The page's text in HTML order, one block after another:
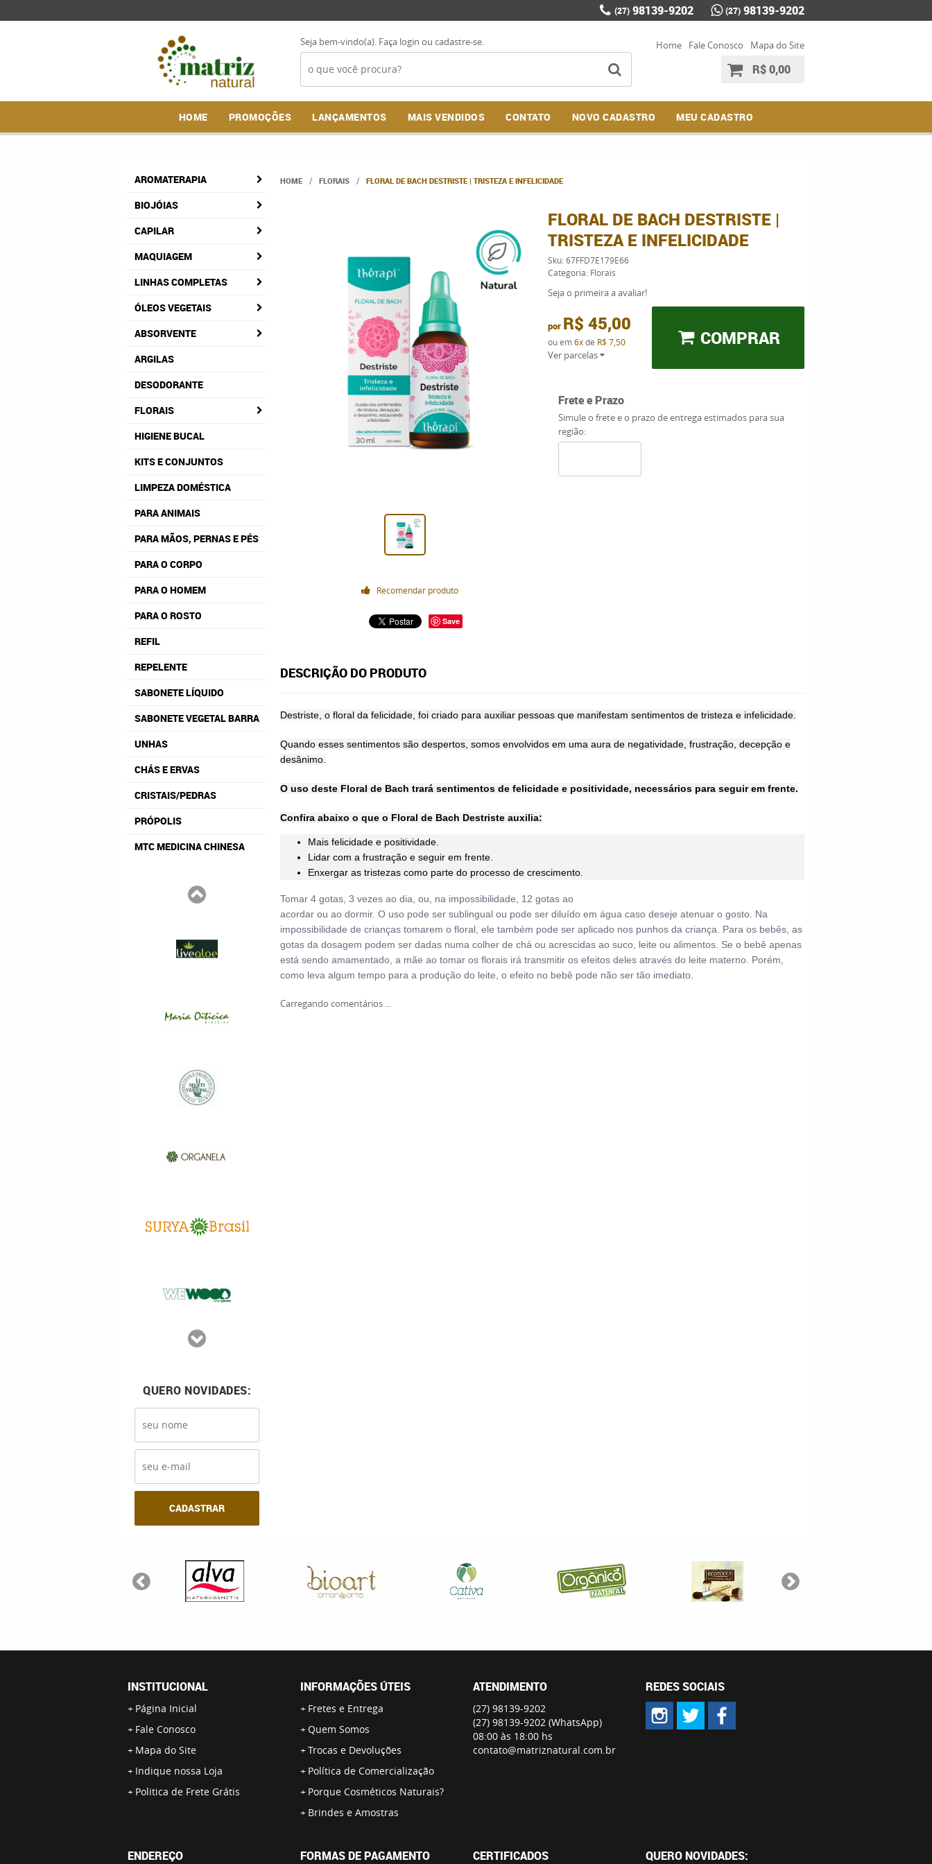
(27) 98139-9202 (27) 98139-9202
Seja bem-vindo(a). Faça login ou cadastre-se. Home Fale Conosco Mapa do Site
R$ 0,00
HOME PROMOÇÕES LANÇAMENTOS MAIS VENDIDOS CONTATO NOVO CADASTRO MEU CADASTRO
AROMATERAPIA
BIOJÓIAS
CAPILAR
MAQUIAGEM
LINHAS COMPLETAS
ÓLEOS VEGETAIS
ABSORVENTE
ARGILAS
DESODORANTE
FLORAIS
HIGIENE BUCAL
KITS E CONJUNTOS
LIMPEZA DOMÉSTICA
PARA ANIMAIS
PARA MÃOS, PERNAS E PÉS
PARA O CORPO
PARA O HOMEM
PARA O ROSTO
REFIL
REPELENTE
SABONETE LÍQUIDO
SABONETE VEGETAL BARRA
UNHAS
CHÁS E ERVAS
CRISTAIS/PEDRAS
PRÓPOLIS
MTC MEDICINA CHINESA
QUERO NOVIDADES:
CADASTRAR
HOME FLORAIS FLORAL DE BACH DESTRISTE | TRISTEZA E INFELICIDADE
Recomendar produto
Save
FLORAL DE BACH DESTRISTE |
TRISTEZA E INFELICIDADE
Sku:67FFD7E179E66
Categoria: Florais
Seja o primeira a avaliar!
por R$ 45,00
ou em6xde R$ 7,50
Ver parcelas
COMPRAR
Frete e Prazo
Simule o frete e o prazo de entrega estimados para sua
região:
DESCRIÇÃO DO PRODUTO
Destriste, o floral da felicidade, foi criado para auxiliar pessoas que manifestam sentimentos de tristeza e infelicidade.
Quando esses sentimentos são despertos, somos envolvidos em uma aura de negatividade, frustração, decepção e
desânimo.
O uso deste Floral de Bach trará sentimentos de felicidade e positividade, necessários para seguir em frente.
Confira abaixo o que o Floral de Bach Destriste auxilia:
Mais felicidade e positividade.
Lidar com a frustração e seguir em frente.
Enxergar as tristezas como parte do processo de crescimento.
Tomar 4 gotas, 3 vezes ao dia, ou, na impossibilidade, 12 gotas ao
acordar ou ao dormir. O uso pode ser sublingual ou pode ser diluído em água caso deseje atenuar o gosto. Na
impossibilidade de crianças tomarem o floral, ele também pode ser aplicado nos punhos da criança. Para os bebês, as
gotas da dosagem podem ser dadas numa colher de chá ou acrescidas ao suco, leite ou alimentos. Se o bebê apenas
está sendo amamentado, a mãe ao tomar os florais irá transmitir os efeitos deles através do leite materno. Porém,
como leva algum tempo para a produção do leite, o efeito no bebê pode não ser tão imediato.
Carregando comentários ...
INSTITUCIONAL
Página Inicial
Fale Conosco
Mapa do Site
Indique nossa Loja
Politica de Frete Grátis
INFORMAÇÕES ÚTEIS
Fretes e Entrega
Quem Somos
Trocas e Devoluções
Política de Comercialização
Porque Cosméticos Naturais?
Brindes e Amostras
ATENDIMENTO
(27) 98139-9202
(27) 98139-9202 (WhatsApp)
08:00 às 18:00 hs
contato@matriznatural.com.br
REDES SOCIAIS
ENDEREÇO FORMAS DE PAGAMENTO CERTIFICADOS QUERO NOVIDADES: